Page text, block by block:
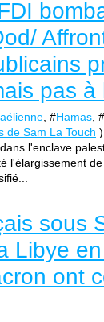
pas à
, #Hamas , #
de Sam La Touch )
l'enclave
l'élargissement
sous
Libye
ont